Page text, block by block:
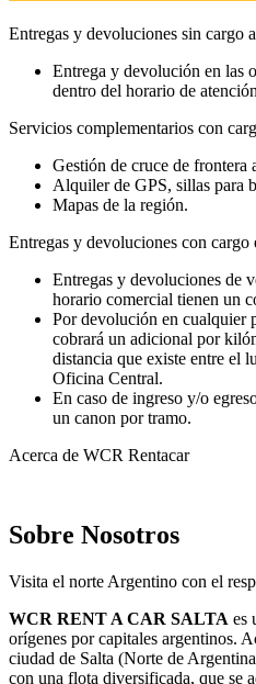
Entregas y devoluciones sin cargo
Entrega y devolución en las
dentro del horario de
Servicios complementarios con
Gestión de cruce de frontera
Alquiler de GPS, sillas para
Mapas de la región.
Entregas y devoluciones con cargo
Entregas y devoluciones de
horario comercial tienen un
Por devolución en cualquier
cobrará un adicional por
distancia que existe entre el
Oficina Central.
En caso de ingreso y/o
un canon por tramo.
Acerca de WCR Rentacar
Sobre Nosotros
Visita el norte Argentino con el
WCR RENT A CAR SALTA es
orígenes por capitales argentinos.
ciudad de Salta (Norte de
con una flota diversificada, que se